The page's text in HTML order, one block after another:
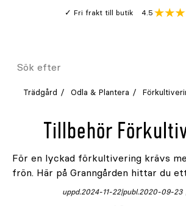
Fri frakt till butik
Genomsnitt
4.5
Meny
Sök
Trädgård Odla & Plantera
Tillbehör
För en lyckad förkultivering krävs
frön. Här på Granngården hittar du
sortiment av tillbehör som
publ.2020-09-23
uppd.2024-11-22